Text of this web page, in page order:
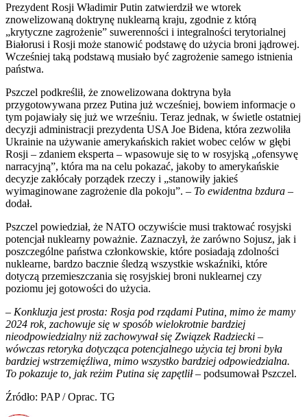
Prezydent Rosji Władimir Putin zatwierdził we wtorek
znowelizowaną doktrynę nuklearną kraju, zgodnie z którą
„krytyczne zagrożenie” suwerenności i integralności terytorialnej
Białorusi i Rosji może stanowić podstawę do użycia broni jądrowej.
Wcześniej taką podstawą musiało być zagrożenie samego istnienia
państwa.
Pszczel podkreślił, że znowelizowana doktryna była
przygotowywana przez Putina już wcześniej, bowiem informacje o
tym pojawiały się już we wrześniu. Teraz jednak, w świetle ostatniej
decyzji administracji prezydenta USA Joe Bidena, która zezwoliła
Ukrainie na używanie amerykańskich rakiet wobec celów w głębi
Rosji – zdaniem eksperta – wpasowuje się to w rosyjską „ofensywę
narracyjną”, która ma na celu pokazać, jakoby to amerykańskie
decyzje zakłócały porządek rzeczy i „stanowiły jakieś
wyimaginowane zagrożenie dla pokoju”. – To ewidentna bzdura –
dodał.
Pszczel powiedział, że NATO oczywiście musi traktować rosyjski
potencjał nuklearny poważnie. Zaznaczył, że zarówno Sojusz, jak i
poszczególne państwa członkowskie, które posiadają zdolności
nuklearne, bardzo bacznie śledzą wszystkie wskaźniki, które
dotyczą przemieszczania się rosyjskiej broni nuklearnej czy
poziomu jej gotowości do użycia.
– Konkluzja jest prosta: Rosja pod rządami Putina, mimo że mamy
2024 rok, zachowuje się w sposób wielokrotnie bardziej
nieodpowiedzialny niż zachowywał się Związek Radziecki –
wówczas retoryka dotycząca potencjalnego użycia tej broni była
bardziej wstrzemięźliwa, mimo wszystko bardziej odpowiedzialna.
To pokazuje to, jak reżim Putina się zapętlił– podsumował Pszczel.
Źródło: PAP / Oprac. TG